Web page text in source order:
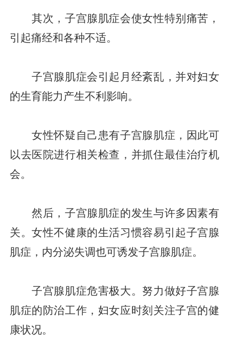
其次，子宫腺肌症会使女性特别痛苦，
引起痛经和各种不适。
子宫腺肌症会引起月经紊乱，并对妇女
的生育能力产生不利影响。
女性怀疑自己患有子宫腺肌症，因此可
以去医院进行相关检查，并抓住最佳治疗机
会。
然后，子宫腺肌症的发生与许多因素有
关。女性不健康的生活习惯容易引起子宫腺
肌症，内分泌失调也可诱发子宫腺肌症。
子宫腺肌症危害极大。努力做好子宫腺
肌症的防治工作，妇女应时刻关注子宫的健
康状况。